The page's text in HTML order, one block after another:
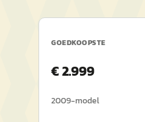
GOEDKOOPSTE
€2.999
2009-model